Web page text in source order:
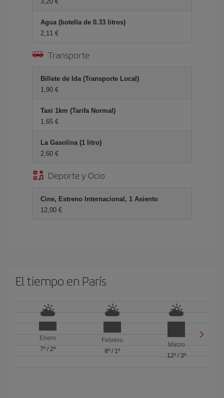
Agua (botella de 0.33 litros)
2,11 €
Transporte
Billete de Ida (Transporte Local)
1,90 €
Taxi 1km (Tarifa Normal)
1,65 €
La Gasolina (1 litro)
2,60 €
Deporte y Ocio
Cine, Estreno Internacional, 1 Asiento
12,00 €
El tiempo en París
Enero
7º/ 2º
Febrero
8º/ 1º
Marzo
12º/ 3º